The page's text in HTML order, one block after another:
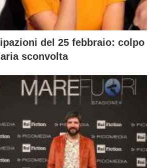
del 25 febbraio: colpo
sconvolta